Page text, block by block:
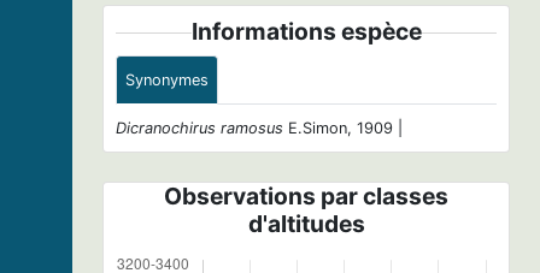
Informations espèce
Synonymes
Dicranochirus ramosus E.Simon, 1909 |
Observations par classes
d'altitudes